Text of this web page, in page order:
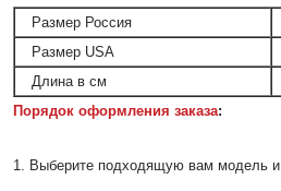
Размер Россия
Размер USA
Длина в см
Порядок оформления заказа:
1. Выберите подходящую вам модель и